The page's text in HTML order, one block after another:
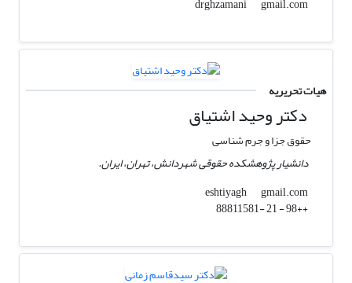
drghzamani
gmail.com
هیات تحریریه
دکتر وحید اشتیاق
حقوق جزا و جرم شناسی
دانشیار پژوهشکده حقوقی شهردانش، تهران، ایران.
eshtiyagh
gmail.com
++98 - 21 -88811581